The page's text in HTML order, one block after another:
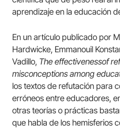
aprendizaje en la educación
En un artículo publicado por
Hardwicke, Emmanouil
Vadillo, The effectivenessof
misconceptions among
los textos de refutación para
erróneos entre educadores,
otras teorías o prácticas
que habla de los hemisferios